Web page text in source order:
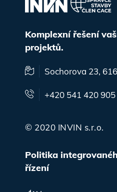
Komplexní řešení
projektů.
Sochorova 23,
+420 541 420 905
© 2020 INVIN s.r.o.
Politika
řízení